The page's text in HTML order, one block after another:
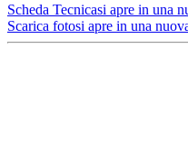
Scheda Tecnicasi apre in una
Scarica fotosi apre in una